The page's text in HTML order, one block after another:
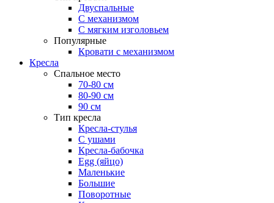
Двуспальные
С механизмом
С мягким изголовьем
Популярные
Кровати с механизмом
Кресла
Спальное место
70-80 см
80-90 см
90 см
Тип кресла
Кресла-стулья
С ушами
Кресла-бабочка
Egg (яйцо)
Маленькие
Большие
Поворотные